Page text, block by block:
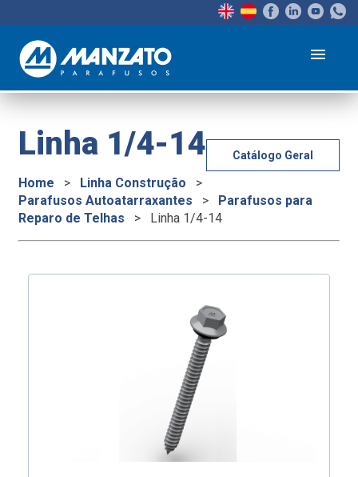
menu
Catálogo Geral
Linha 1/4-14
Home > Linha Construção
>
Parafusos Autoatarraxantes
>
Parafusos para
Reparo de Telhas
> Linha 1/4-14